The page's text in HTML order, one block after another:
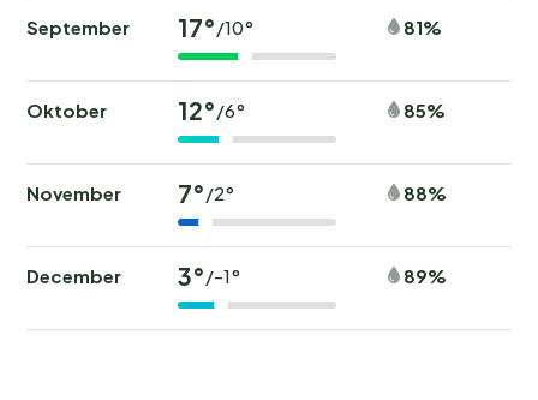
September 17°/10° 81%
Oktober 12°/6° 85%
November 7°/2° 88%
December 3°/-1° 89%